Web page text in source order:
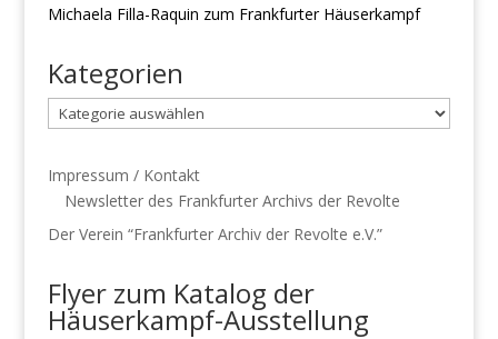
Michaela Filla-Raquin zum Frankfurter Häuserkampf
Kategorien
Kategorien
Impressum / Kontakt
Newsletter des Frankfurter Archivs der Revolte
Der Verein “Frankfurter Archiv der Revolte e.V.”
Flyer zum Katalog der
Häuserkampf-Ausstellung